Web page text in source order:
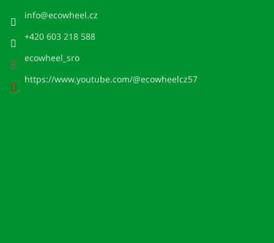
info@ecowheel.cz
+420 603 218 588
ecowheel_sro
https://www.youtube.com/@ecowheelcz57